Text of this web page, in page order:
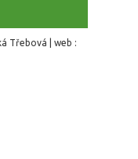
Třebová | web :